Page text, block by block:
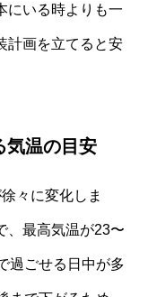
にいる時よりも一
計画を立てると安
気温の目安
々に変化しま
、最高気温が23〜
過ごせる日中が多